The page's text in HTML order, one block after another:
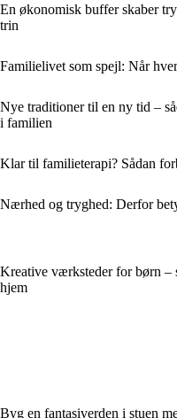
En økonomisk buffer skaber
trin
Familielivet som spejl: Når
Nye traditioner til en ny tid –
i familien
Klar til familieterapi? Sådan
Nærhed og tryghed: Derfor
Kreative værksteder for børn –
hjem
Byg en fantasiverden i stuen